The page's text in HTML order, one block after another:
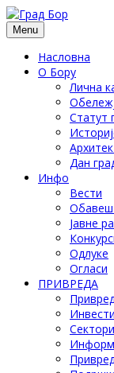
Menu
Насловна
О Бору
Лична
Статут
Дан
Инфо
Вести
Јавне
Одлуке
Огласи
ПРИВРЕДА